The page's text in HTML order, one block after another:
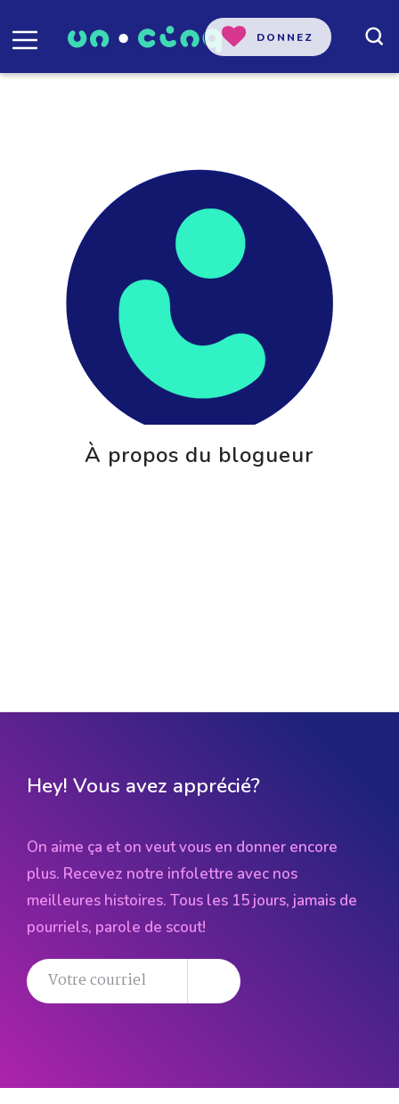
DONNEZ
À propos du blogueur
Hey! Vous avez apprécié?
On aime ça et on veut vous en donner encore
plus. Recevez notre infolettre avec nos
meilleures histoires. Tous les 15 jours, jamais de
pourriels, parole de scout!